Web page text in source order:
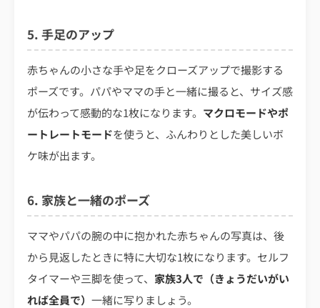
5. 手足のアップ
赤ちゃんの小さな手や足をクローズアップで撮影する
ポーズです。パパやママの手と一緒に撮ると、サイズ感
が伝わって感動的な1枚になります。 マクロモードやポ
ートレートモードを使うと、ふんわりとした美しいボ
ケ味が出ます。
6. 家族と一緒のポーズ
ママやパパの腕の中に抱かれた赤ちゃんの写真は、後
から見返したときに特に大切な1枚になります。セルフ
タイマーや三脚を使って、 家族3人で（きょうだいがい
れば全員で） 一緒に写りましょう。